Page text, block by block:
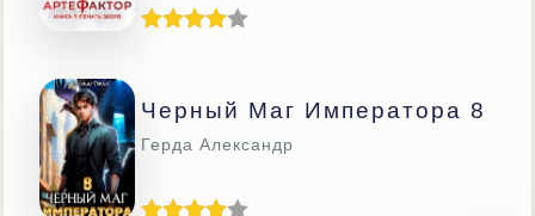
Черный Маг Императора 8
Герда Александр